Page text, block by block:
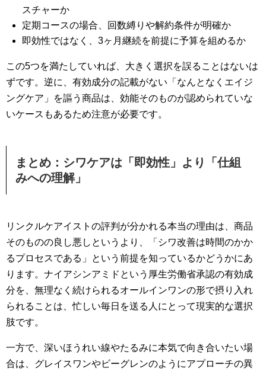
スチャーか
定期コースの場合、回数縛りや解約条件が明確か
即効性ではなく、3ヶ月継続を前提に予算を組めるか
この5つを満たしていれば、大きく選択を誤ることはないは
ずです。逆に、有効成分の記載がない「なんとなくエイジ
ングケア」を謳う商品は、効能そのものが認められていな
いケースもあるため注意が必要です。
まとめ：シワケアは「即効性」より「仕組
みへの理解」
リンクルケアイストの評判が分かれる本当の理由は、商品
そのものの良し悪しというより、「シワ改善は時間のかか
るプロセスである」という前提を知っているかどうかにあ
ります。ナイアシンアミドという厚生労働省承認の有効成
分を、無理なく続けられるオールインワンの形で摂り入れ
られることは、忙しい毎日を送る人にとって現実的な選択
肢です。
一方で、深いほうれい線やたるみに本気で向き合いたい場
合は、グレイスワンやビーグレンのようにアプローチの異